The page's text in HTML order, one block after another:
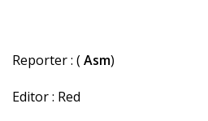
Reporter : (Asm)
Editor : Red